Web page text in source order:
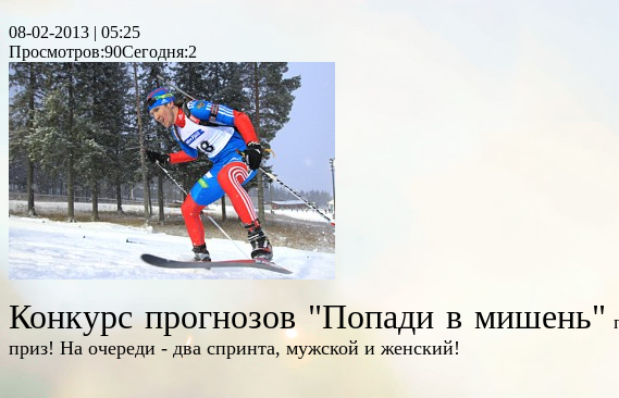
08-02-2013 | 05:25
Просмотров:90Сегодня:2
Конкурс прогнозов "Попади в мишень"
приз! На очереди - два спринта, мужской и женский!